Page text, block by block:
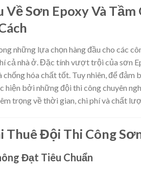
Về Sơn Epoxy Và
những lựa chọn hàng đầu cho các
cả nhà ở. Đặc tính vượt trội của sơn
hóa chất tốt. Tuy nhiên, để
bởi những đội thi công chuyên
trọng về thời gian, chi phí và chất
Thuê Đội Thi Công
Đạt Tiêu Chuẩn